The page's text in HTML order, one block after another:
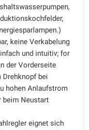
keine Verkabelung
und intuitiv; for
der Vorderseite
Drehknopf bei
hohen Anlaufstrom
beim Neustart
eignet sich